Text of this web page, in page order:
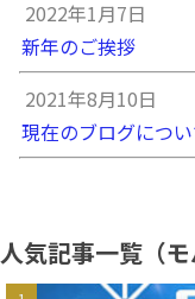
2022年1月7日
新年のご挨拶
2021年8月10日
現在のブログにつ
人気記事一覧（モ